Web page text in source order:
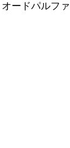
ードパルファ